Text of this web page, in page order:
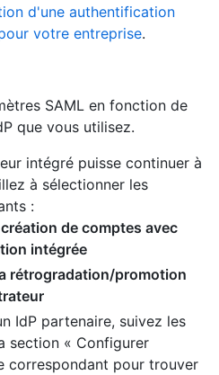
d'une authentification
votre entreprise.
SAML en fonction de
que vous utilisez.
intégré puisse continuer à
à sélectionner les
:
de comptes avec
intégrée
rétrogradation/promotion
IdP partenaire, suivez les
section « Configurer
correspondant pour trouver